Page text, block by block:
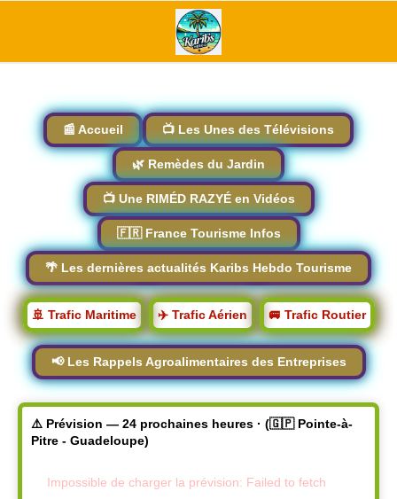
📰 Accueil 📺 Les Unes des Télévisions
🌿 Remèdes du Jardin
📺 Une RIMÉD RAZYÉ en Vidéos
🇫🇷 France Tourisme Infos
🌴 Les dernières actualités Karibs Hebdo Tourisme
🚢 Trafic Maritime ✈️ Trafic Aérien 🚐 Trafic Routier
📢 Les Rappels Agroalimentaires des Entreprises
⚠️ Prévision — 24 prochaines heures · (🇬🇵 Pointe-à-
Pitre - Guadeloupe)
Impossible de charger la prévision: Failed to fetch